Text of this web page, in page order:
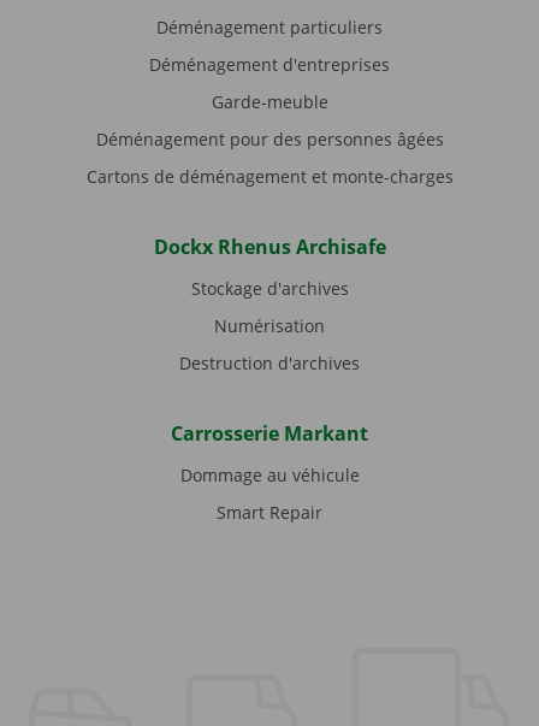
Déménagement particuliers
Déménagement d'entreprises
Garde-meuble
Déménagement pour des personnes âgées
Cartons de déménagement et monte-charges
Dockx Rhenus Archisafe
Stockage d'archives
Numérisation
Destruction d'archives
Carrosserie Markant
Dommage au véhicule
Smart Repair